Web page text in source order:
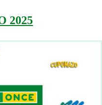
2025